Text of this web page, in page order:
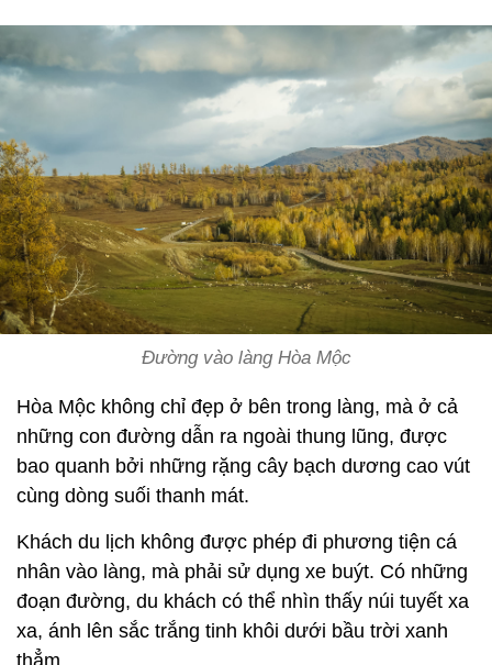
Đường vào làng Hòa Mộc
Hòa Mộc không chỉ đẹp ở bên trong làng, mà ở cả
những con đường dẫn ra ngoài thung lũng, được
bao quanh bởi những rặng cây bạch dương cao vút
cùng dòng suối thanh mát.
Khách du lịch không được phép đi phương tiện cá
nhân vào làng, mà phải sử dụng xe buýt. Có những
đoạn đường, du khách có thể nhìn thấy núi tuyết xa
xa, ánh lên sắc trắng tinh khôi dưới bầu trời xanh
thẳm.